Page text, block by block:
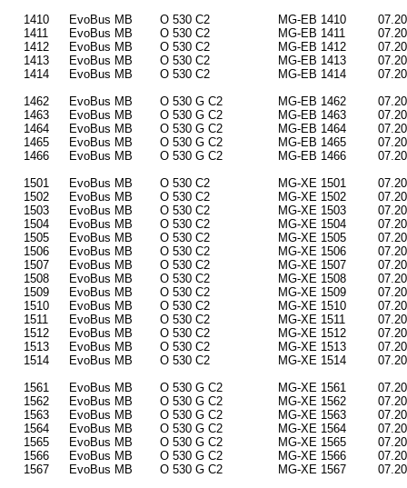
1410
EvoBus MB O 530 C2 MG-EB 1410
1411
EvoBus MB O 530 C2 MG-EB 1411
1412
EvoBus MB O 530 C2 MG-EB 1412
1413
EvoBus MB O 530 C2 MG-EB 1413
1414
EvoBus MB O 530 C2 MG-EB 1414
1462
EvoBus MB O 530 G C2 MG-EB 1462
1463
EvoBus MB O 530 G C2 MG-EB 1463
1464
EvoBus MB O 530 G C2 MG-EB 1464
1465
EvoBus MB O 530 G C2 MG-EB 1465
1466
EvoBus MB O 530 G C2 MG-EB 1466
1501
EvoBus MB O 530 C2 MG-XE 1501
1502
EvoBus MB O 530 C2 MG-XE 1502
1503
EvoBus MB O 530 C2 MG-XE 1503
1504
EvoBus MB O 530 C2 MG-XE 1504
1505
EvoBus MB O 530 C2 MG-XE 1505
1506
EvoBus MB O 530 C2 MG-XE 1506
1507
EvoBus MB O 530 C2 MG-XE 1507
1508
EvoBus MB O 530 C2 MG-XE 1508
1509
EvoBus MB O 530 C2 MG-XE 1509
1510
EvoBus MB O 530 C2 MG-XE 1510
1511
EvoBus MB O 530 C2 MG-XE 1511
1512
EvoBus MB O 530 C2 MG-XE 1512
1513
EvoBus MB O 530 C2 MG-XE 1513
1514
EvoBus MB O 530 C2 MG-XE 1514
1561
EvoBus MB O 530 G C2 MG-XE 1561
1562
EvoBus MB O 530 G C2 MG-XE 1562
1563
EvoBus MB O 530 G C2 MG-XE 1563
1564
EvoBus MB O 530 G C2 MG-XE 1564
1565
EvoBus MB O 530 G C2 MG-XE 1565
1566
EvoBus MB O 530 G C2 MG-XE 1566
1567
EvoBus MB O 530 G C2 MG-XE 1567